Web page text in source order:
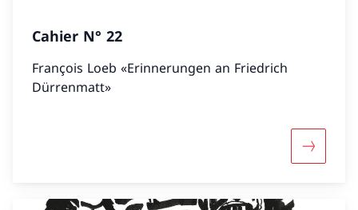
Cahier N° 22
François Loeb «Erinnerungen an Friedrich
Dürrenmatt»
Mehr